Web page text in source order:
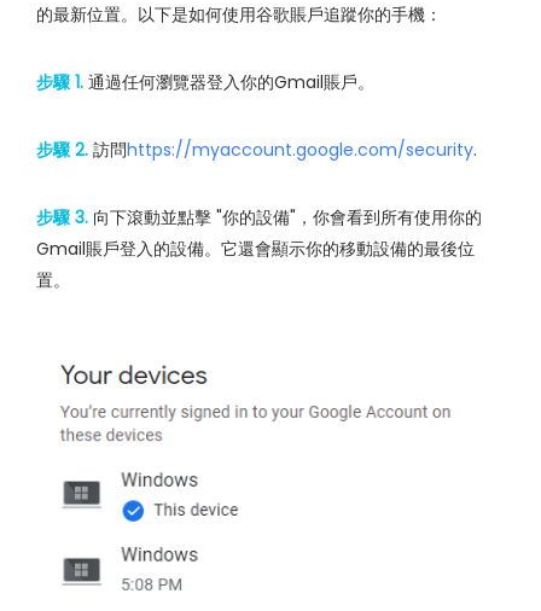
的最新位置。以下是如何使用谷歌賬戶追蹤你的手機：
步驟 1. 通過任何瀏覽器登入你的Gmail賬戶。
步驟 2. 訪問https://myaccount.google.com/security.
步驟 3. 向下滾動並點擊 "你的設備"，你會看到所有使用你的
Gmail賬戶登入的設備。它還會顯示你的移動設備的最後位
置。